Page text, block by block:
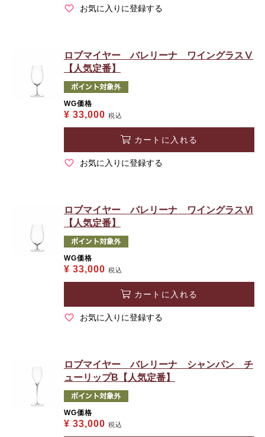
お気に入りに登録する
ロブマイヤー バレリーナ ワイングラスⅤ
【人気定番】
WG価格
¥ 33,000 税込
カートに入れる
お気に入りに登録する
ロブマイヤー バレリーナ ワイングラスⅥ
【人気定番】
WG価格
¥ 33,000 税込
カートに入れる
お気に入りに登録する
ロブマイヤー バレリーナ シャンパン チ
ューリップB【人気定番】
WG価格
¥ 33,000 税込